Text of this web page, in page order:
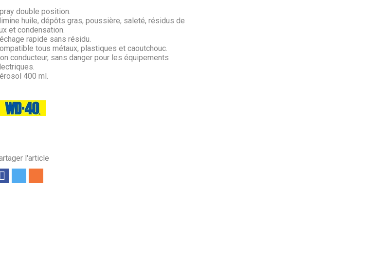
l'article
double position.
huile, dépôts gras, poussière, saleté, résidus de
et condensation.
rapide sans résidu.
tous métaux, plastiques et caoutchouc.
conducteur, sans danger pour les équipements
400 ml.